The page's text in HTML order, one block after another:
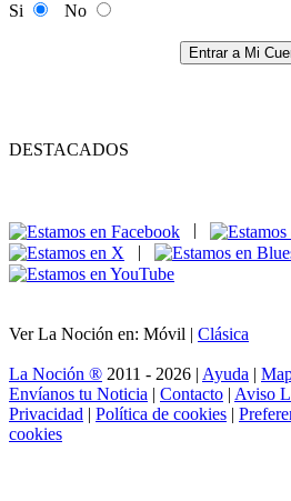
Si
No
Entrar a Mi
DESTACADOS
|
Ver La Noción en: Móvil | Clásica
La Noción ® 2011 - 2026 | Ayuda |
Envíanos tu Noticia | Contacto | Aviso
Privacidad | Política de cookies |
cookies